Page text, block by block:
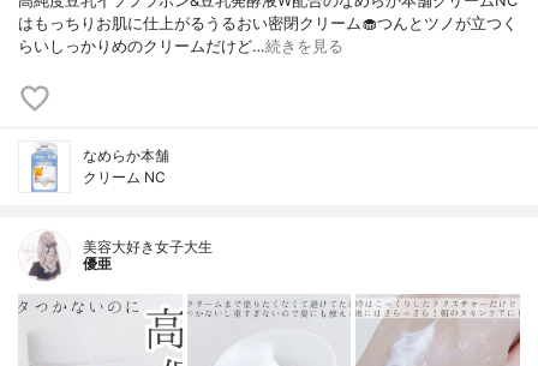
はもっちりお肌に仕上がるうるおい密閉クリーム🧁つんとツノが立つく
らいしっかりめのクリームだけど…続きを見る
なめらか本舗
クリーム NC
美容大好き女子大生
優亜